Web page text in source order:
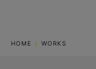
HOME WORKS